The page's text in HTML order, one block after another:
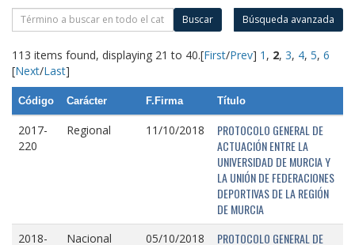
Buscar Búsqueda avanzada
113 items found, displaying 21 to 40.[First/Prev] 1 , 2, 3, 4, 5, 6
[Next/Last]
Código Carácter F.Firma Título
2017-
220
Regional 11/10/2018
PROTOCOLO GENERAL DE
ACTUACIÓN ENTRE LA
UNIVERSIDAD DE MURCIA Y
LA UNIÓN DE FEDERACIONES
DEPORTIVAS DE LA REGIÓN
DE MURCIA
2018-
Nacional 05/10/2018
PROTOCOLO GENERAL DE